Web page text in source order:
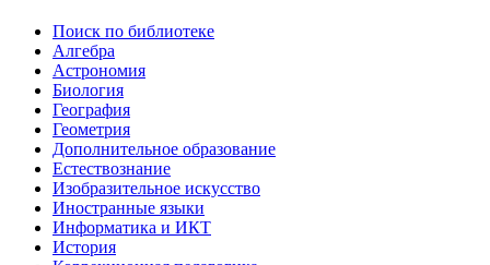
Поиск по библиотеке
Алгебра
Астрономия
Биология
География
Геометрия
Дополнительное образование
Естествознание
Изобразительное искусство
Иностранные языки
Информатика и ИКТ
История